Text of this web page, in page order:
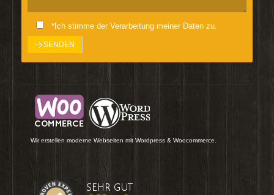
*Ich stimme der Verarbeitung meiner Daten zu.
Wir erstellen moderne Webseiten mit Wordpress & Woocommerce.